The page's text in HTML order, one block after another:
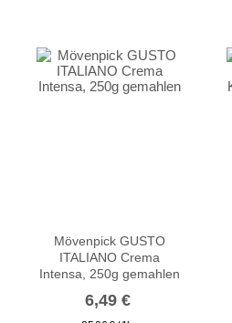
Mövenpick GUSTO
ITALIANO Crema
Intensa, 250g gemahlen
6,49 €